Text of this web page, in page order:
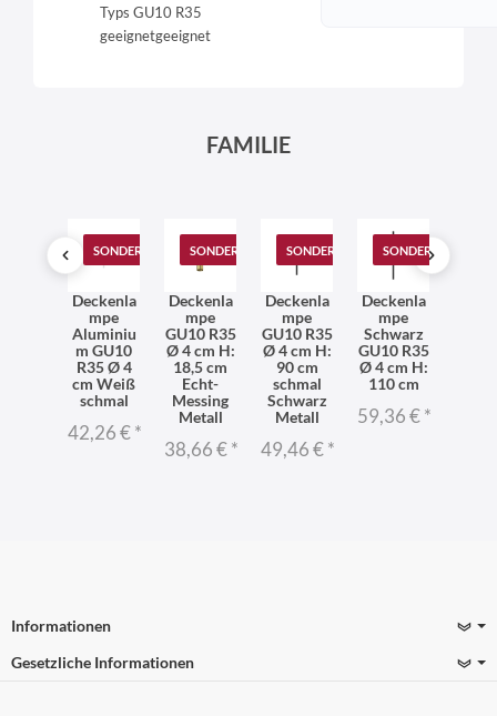
Typs GU10 R35
geeignetgeeignet
FAMILIE
SONDERANGEBOT
Deckenla
mpe
Aluminiu
m GU10
R35 Ø 4
cm Weiß
schmal
42,26 €*
SONDERANGEBOT
Deckenla
mpe
GU10 R35
Ø 4 cm H:
18,5 cm
Echt-
Messing
Metall
38,66 €*
SONDERANGEBOT
Deckenla
mpe
GU10 R35
Ø 4 cm H:
90 cm
schmal
Schwarz
Metall
49,46 €*
SONDERANGEBOT
Deckenla
mpe
Schwarz
GU10 R35
Ø 4 cm H:
110 cm
59,36 €*
Informationen
Gesetzliche Informationen